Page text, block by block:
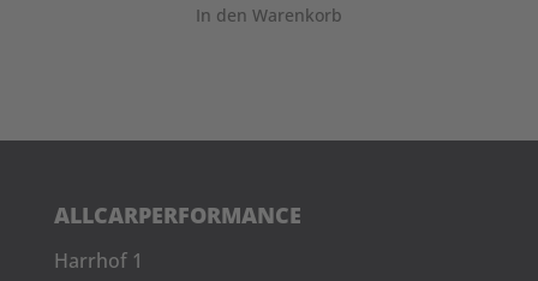
In den Warenkorb
ALLCARPERFORMANCE
Harrhof 1